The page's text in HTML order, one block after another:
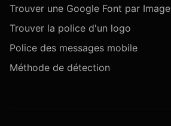
Trouver une Google Font par Image
Trouver la police d'un logo
Police des messages mobile
Méthode de détection